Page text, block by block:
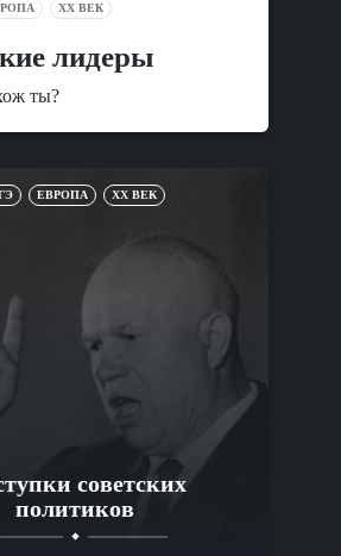
XX ВЕК
лидеры
ты?
ЕВРОПА XX ВЕК
советских
политиков